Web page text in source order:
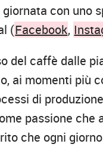
con uno
(Facebook,
del caffè dalle
ai momenti più
di
passione
che ogni